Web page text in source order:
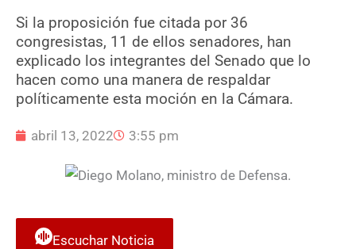
Si la proposición fue citada por 36
congresistas, 11 de ellos senadores, han
explicado los integrantes del Senado que lo
hacen como una manera de respaldar
políticamente esta moción en la Cámara.
abril 13, 2022 3:55 pm
Escuchar Noticia